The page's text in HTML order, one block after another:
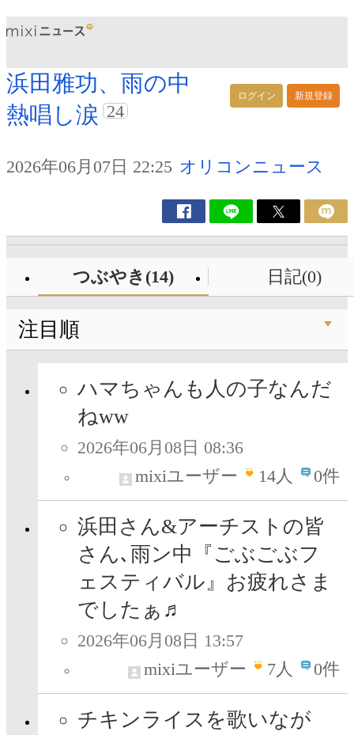
ログイン 新規登録
浜田雅功、雨の中
熱唱し涙 24
2026年06月07日 22:25 オリコンニュース
つぶやき(14) 日記(0)
注目順
ハマちゃんも人の子なんだ
ねww
2026年06月08日 08:36
mixiユーザー
14人 0件
浜田さん&アーチストの皆
さん､雨ン中『ごぶごぶフ
ェスティバル』お疲れさま
でしたぁ♬
2026年06月08日 13:57
mixiユーザー
7人 0件
チキンライスを歌いなが